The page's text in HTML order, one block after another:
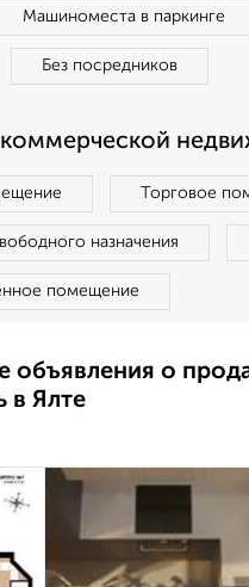
Машиноместа в паркинге
Без посредников
Торговое
назначения
помещение
объявления о
в Ялте